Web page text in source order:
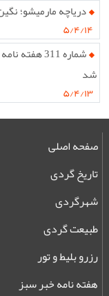
دریاچه مارمیشو؛
۵/۴/۱۴
شماره 311
شد
۵/۴/۱۳
صفحه اصلی
تاریخ گردی
شهرگردی
طبیعت گردی
رزرو بلیط و تور
هفته نامه خبر سبز